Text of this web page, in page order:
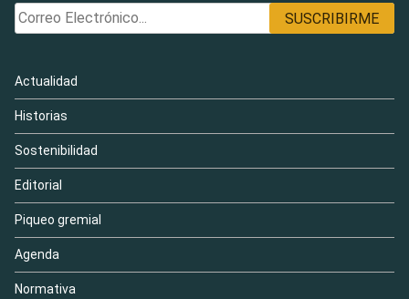
Actualidad
Historias
Sostenibilidad
Editorial
Piqueo gremial
Agenda
Normativa